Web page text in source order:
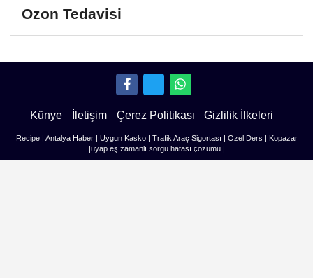
Ozon Tedavisi
Künye İletişim Çerez Politikası Gizlilik İlkeleri
Recipe| Antalya Haber| Uygun Kasko| Trafik Araç Sigortası Özel Ders
Kopazar
uyap eş zamanlı sorgu hatası çözümü|